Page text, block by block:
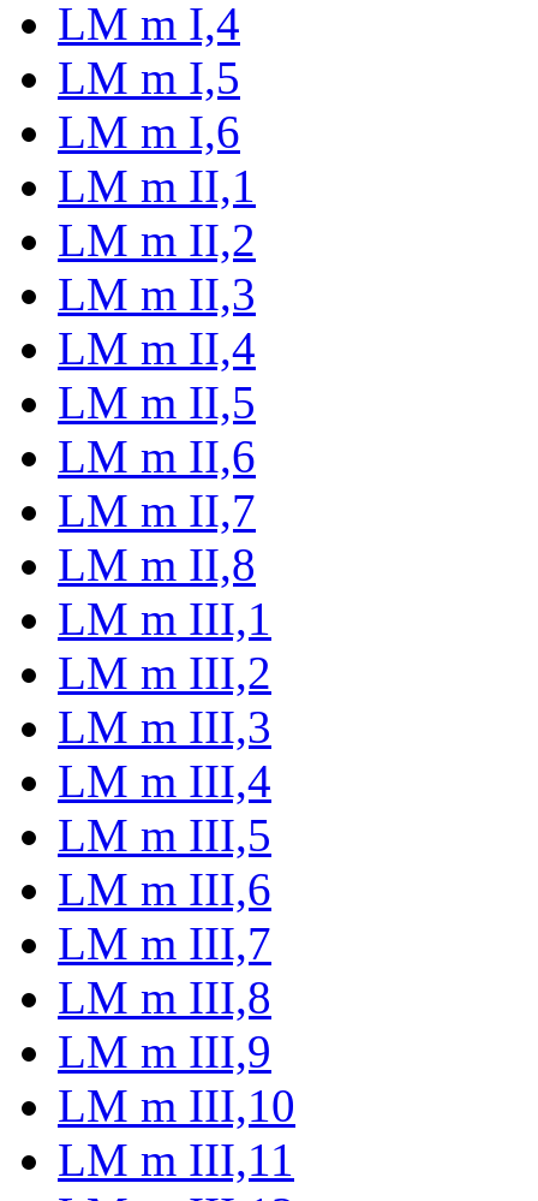
LM m I,4
LM m I,5
LM m I,6
LM m II,1
LM m II,2
LM m II,3
LM m II,4
LM m II,5
LM m II,6
LM m II,7
LM m II,8
LM m III,1
LM m III,2
LM m III,3
LM m III,4
LM m III,5
LM m III,6
LM m III,7
LM m III,8
LM m III,9
LM m III,10
LM m III,11